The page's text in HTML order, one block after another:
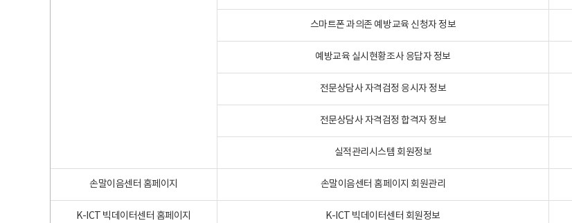
스마트폰 과의존 예방교육 신청자 정보
예방교육 실시현황조사 응답자 정보
전문상담사 자격검정 응시자 정보
전문상담사 자격검정 합격자 정보
실적관리시스템 회원정보
손말이음센터 홈페이지 손말이음센터 홈페이지 회원관리
K-ICT 빅데이터센터 홈페이지 K-ICT 빅데이터센터 회원정보